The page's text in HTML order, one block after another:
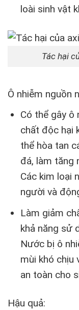
loài sinh vật
Tác hại
Ô nhiễm nguồn
Có thể gây ô
chất độc hại
thể hòa tan
đá, làm tăng
Các kim loại
người và
Làm giảm
khả năng sử
Nước bị ô
mùi khó chịu
an toàn cho
Hậu quả: